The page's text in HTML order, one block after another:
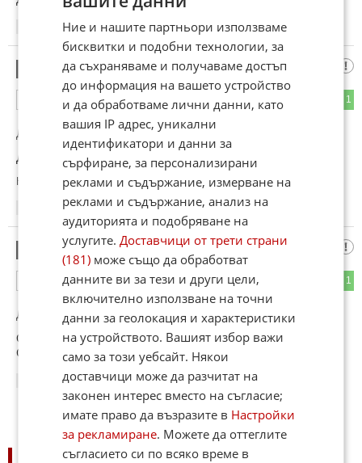
10.06.2026
Кметът на Мъглиж е лекар
1
До коментар от "В Маглиж са само цигани":
Доктор Душко Гавазов, специалист УНГ.
Коментиран от#6
11.06.2026
ИЗОБЩО НЕПРАКТИКУВАЛ
1
ОТГОВОР
До коментар #5от "Кметът на Мъглиж е лекар":
ОТБЕЛЕЖИ.....ЗА НАД ТРИЙСЕ Г. В КМЕТСТВОТО
СААААМО СХЕМИ КРАДЛИВИ ИЗКАЧАТ
11.06.2026
НОВИНИ ПО ГРАДОВЕ:
Ние и нашите партньори използваме
бисквитки и подобни технологии, за
да съхраняваме и получаваме достъп
до информация на вашето устройство
и да обработваме лични данни, като
вашия IP адрес, уникални
идентификатори и данни за
сърфиране, за персонализирани
реклами и съдържание, измерване на
реклами и съдържание, анализ на
аудиторията и подобряване на
услугите.Доставчици от трети страни
(181) може също да обработват
данните ви за тези и други цели,
включително използване на точни
данни за геолокация и характеристики
на устройството. Вашият избор важи
само за този уебсайт. Някои
доставчици може да разчитат на
законен интерес вместо на съгласие;
имате право да възразите в Настройки
за рекламиране. Можете да оттеглите
съгласието си по всяко време в